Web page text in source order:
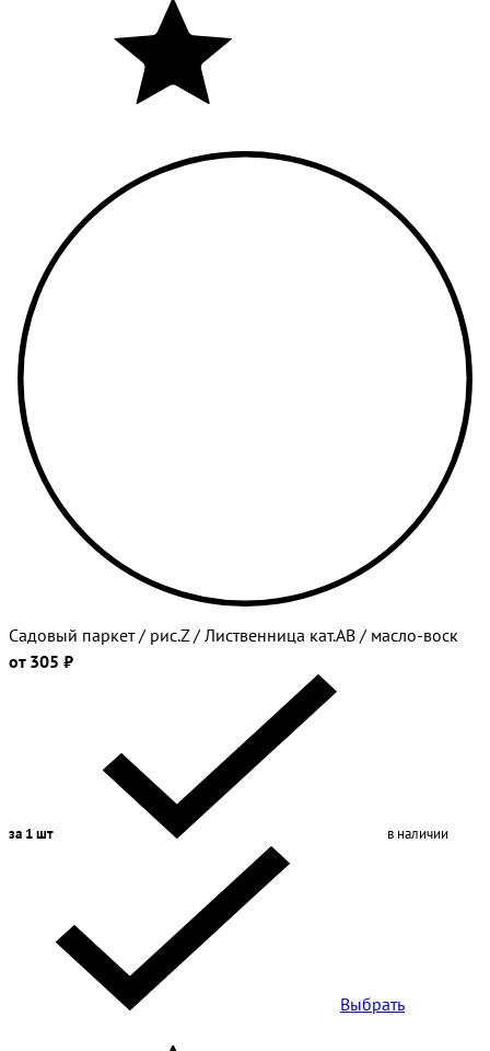
Садовый паркет / рис.Z / Лиственница кат.АВ / масло-воск
от 305 ₽
за 1 шт в наличии
Выбрать